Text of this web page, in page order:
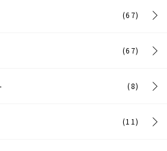
(67)
(67)
(8)
(11)